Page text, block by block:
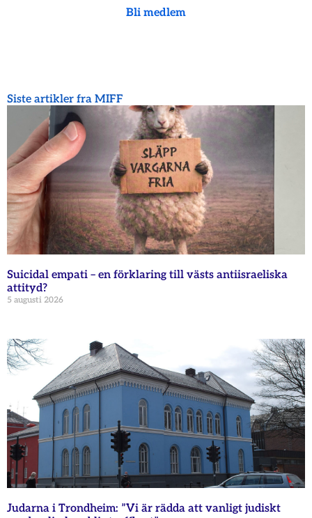
Bli medlem
Siste artikler fra MIFF
Suicidal empati – en förklaring till västs antiisraeliska
attityd?
5 augusti 2026
Judarna i Trondheim: ”Vi är rädda att vanligt judiskt